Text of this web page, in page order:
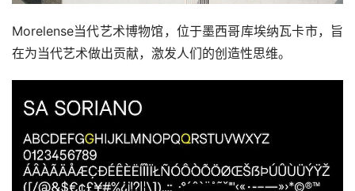
Morelense当代艺术博物馆，位于墨西哥库埃纳瓦卡市，旨
在为当代艺术做出贡献，激发人们的创造性思维。